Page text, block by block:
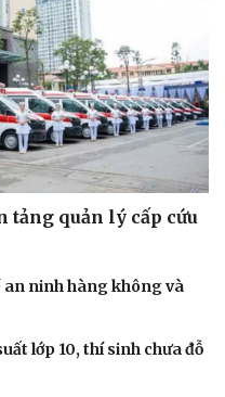
tảng quản lý cấp cứu
an ninh hàng không và
lớp 10, thí sinh chưa đỗ